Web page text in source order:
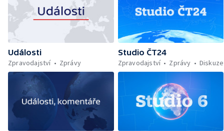
Události
Zpravodajství
Zprávy
Studio ČT24
Zpravodajství
Zprávy Diskuze